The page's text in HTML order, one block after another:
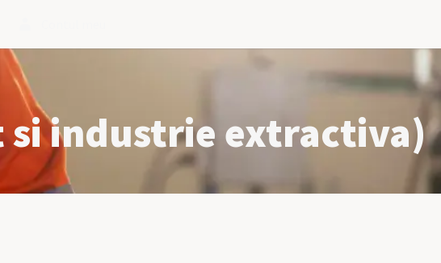
si industrie extractiva)